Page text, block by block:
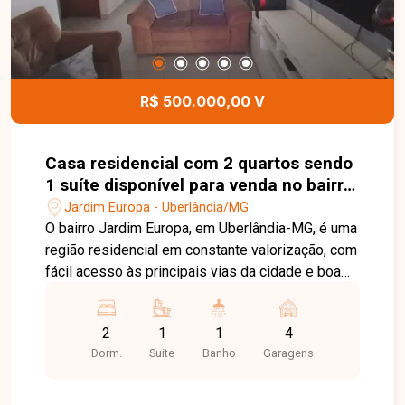
próprio, atendimento profissional ou geração de
renda extra. Uma ótima opção para quem busca
unir moradia e investimento em um só imóvel.
Entre em contato para mais informações e
agende sua visita!
R$ 500.000,00 V
Casa residencial com 2 quartos sendo
1 suíte disponível para venda no bairro
Jardim Europa em Uberlândia-MG
Jardim Europa - Uberlândia/MG
O bairro Jardim Europa, em Uberlândia-MG, é uma
região residencial em constante valorização, com
fácil acesso às principais vias da cidade e boa
oferece tranquilidade, praticidade e qualidade de
vida para quem busca morar bem. Sala ampla, 02
quartos, sendo 01 suíte, banheiro social, cozinha
2
Dorm.
1
Suite
1
Banho
4
Garagens